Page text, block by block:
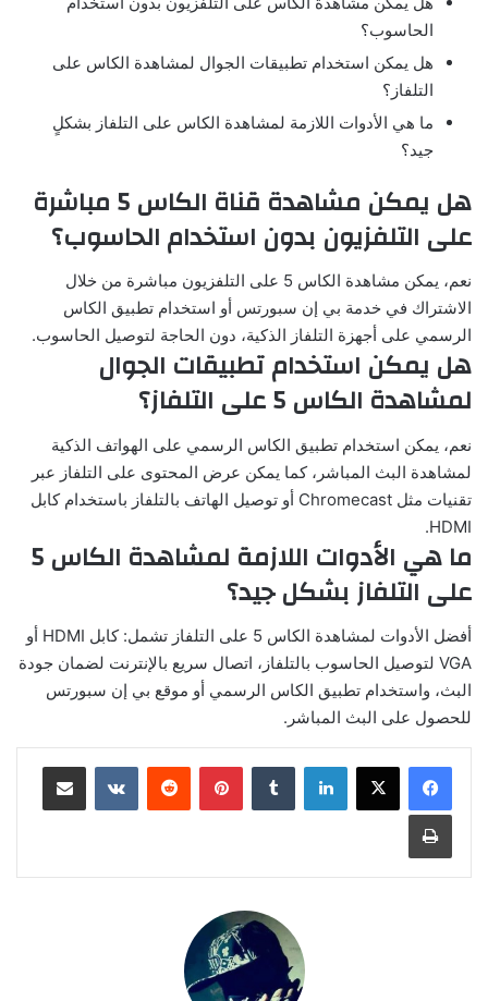
الحاسوب؟
هل يمكن استخدام تطبيقات الجوال لمشاهدة الكاس على
التلفاز؟
ما هي الأدوات اللازمة لمشاهدة الكاس على التلفاز بشكلٍ
جيد؟
هل يمكن مشاهدة قناة الكاس 5 مباشرة
على التلفزيون بدون استخدام الحاسوب؟
نعم، يمكن مشاهدة الكاس 5 على التلفزيون مباشرة من خلال
الاشتراك في خدمة بي إن سبورتس أو استخدام تطبيق الكاس
الرسمي على أجهزة التلفاز الذكية، دون الحاجة لتوصيل الحاسوب.
هل يمكن استخدام تطبيقات الجوال
لمشاهدة الكاس 5 على التلفاز؟
نعم، يمكن استخدام تطبيق الكاس الرسمي على الهواتف الذكية
لمشاهدة البث المباشر، كما يمكن عرض المحتوى على التلفاز عبر
تقنيات مثل Chromecast أو توصيل الهاتف بالتلفاز باستخدام كابل
HDMI.
ما هي الأدوات اللازمة لمشاهدة الكاس 5
على التلفاز بشكل جيد؟
أفضل الأدوات لمشاهدة الكاس 5 على التلفاز تشمل: كابل HDMI أو
VGA لتوصيل الحاسوب بالتلفاز، اتصال سريع بالإنترنت لضمان جودة
البث، واستخدام تطبيق الكاس الرسمي أو موقع بي إن سبورتس
للحصول على البث المباشر.
لينكدإن بينتيريست مشاركة عبر البريد
طباعة